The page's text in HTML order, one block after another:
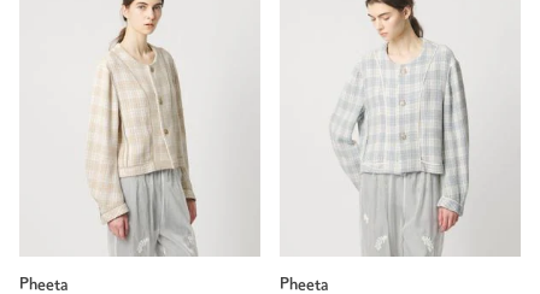
Pheeta
Pheeta